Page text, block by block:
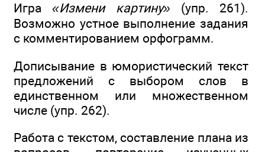
Игра«Измени картину» (упр. 261).
Возможно устное выполнение задания
с комментированием орфограмм.
Дописывание в юмористический текст
предложений с выбором слов в
единственном или множественном
числе (упр. 262).
Работа с текстом, составление плана из